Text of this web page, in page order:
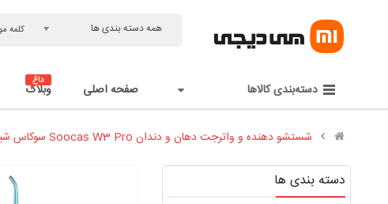
همه دسته بندی ها
دسته‌بندی کالاها صفحه اصلی وبلاگ
شستشو دهنده و واترجت دهان و دندان Soocas W3 Pro سوکاس شیائومی - Xiaomi SOOCAS Portable Oral Irrigator W3 Pro
دسته بندی ها